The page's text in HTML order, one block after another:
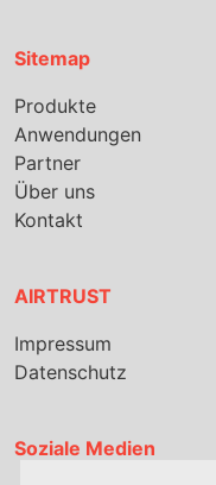
Sitemap
Produkte
Anwendungen
Partner
Über uns
Kontakt
AIRTRUST
Impressum
Datenschutz
Soziale Medien